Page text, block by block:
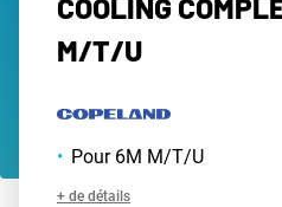
COOLING
M/T/U
Pour 6M M/T/U
+ de détails